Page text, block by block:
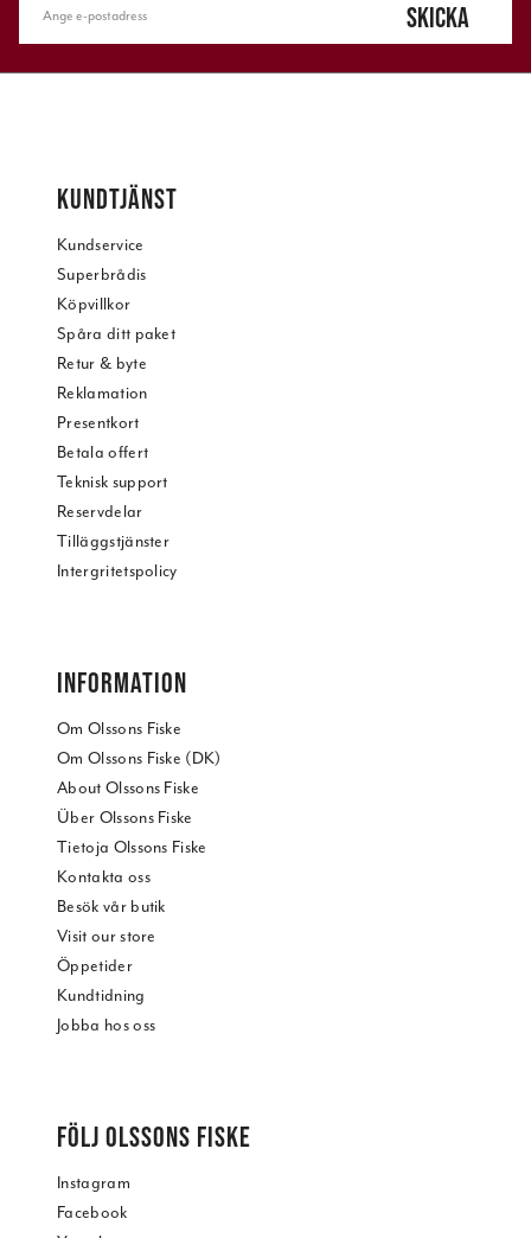
SKICKA
KUNDTJÄNST
Kundservice
Superbrådis
Köpvillkor
Spåra ditt paket
Retur & byte
Reklamation
Presentkort
Betala offert
Teknisk support
Reservdelar
Tilläggstjänster
Intergritetspolicy
INFORMATION
Om Olssons Fiske
Om Olssons Fiske (DK)
About Olssons Fiske
Über Olssons Fiske
Tietoja Olssons Fiske
Kontakta oss
Besök vår butik
Visit our store
Öppetider
Kundtidning
Jobba hos oss
FÖLJ OLSSONS FISKE
Instagram
Facebook